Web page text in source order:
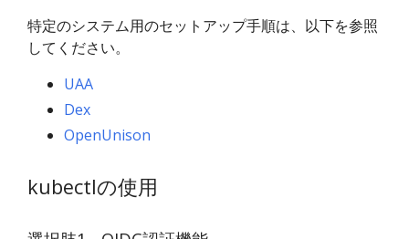
特定のシステム用のセットアップ手順は、以下を参照
してください。
UAA
Dex
OpenUnison
kubectlの使用